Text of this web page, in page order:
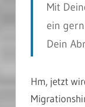
Mit
ein
Dein
Hm, jetzt